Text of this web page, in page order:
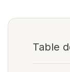
Table